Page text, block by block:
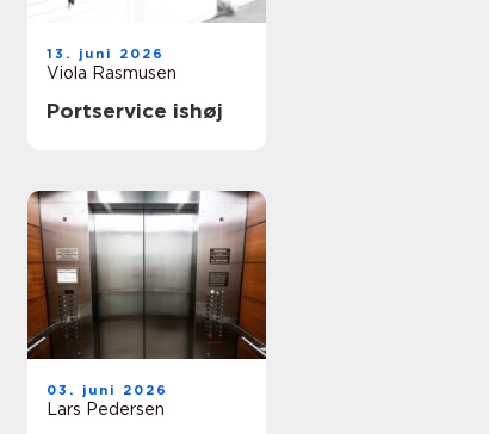
13. juni 2026
Viola Rasmusen
Portservice ishøj
03. juni 2026
Lars Pedersen